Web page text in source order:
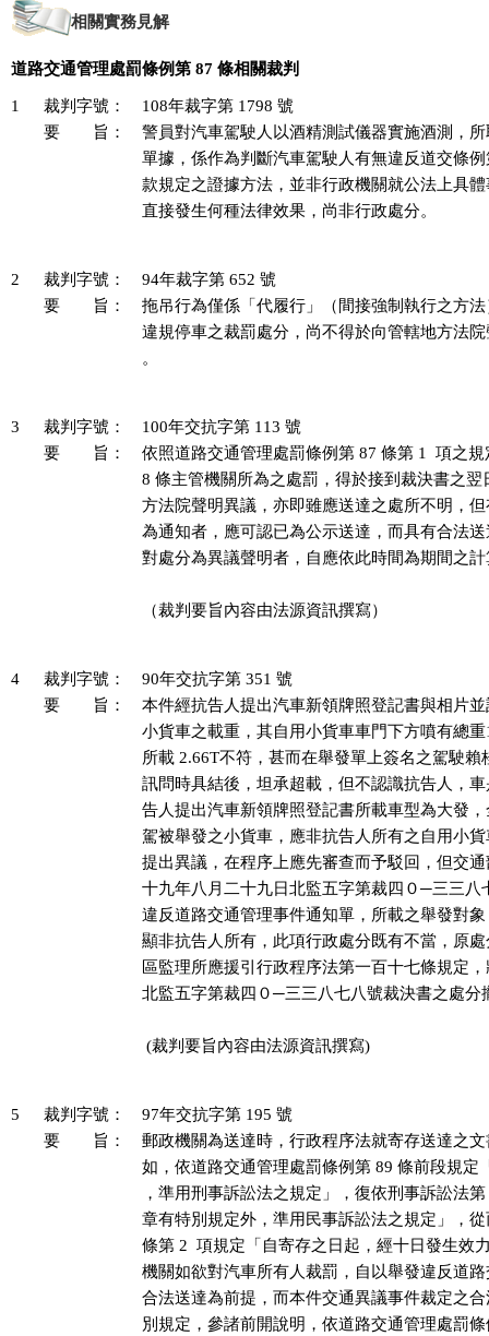
相關實務見解
道路交通管理處罰條例第 87 條相關裁判
1 裁判字號：
108年裁字第 1798 號
要 旨：
警員對汽車駕駛人以酒精測試儀器實施酒測，
單據，係作為判斷汽車駕駛人有無違反道交條
款規定之證據方法，並非行政機關就公法上具
直接發生何種法律效果，尚非行政處分。
2 裁判字號：
94年裁字第 652 號
要 旨：
拖吊行為僅係「代履行」（間接強制執行之方
違規停車之裁罰處分，尚不得於向管轄地方法
。
3 裁判字號：
100年交抗字第 113 號
要 旨：
依照道路交通管理處罰條例第 87 條第 1  項之
8 條主管機關所為之處罰，得於接到裁決書之
方法院聲明異議，亦即雖應送達之處所不明，
為通知者，應可認已為公示送達，而具有合法
對處分為異議聲明者，自應依此時間為期間之計
（裁判要旨內容由法源資訊撰寫）
4 裁判字號：
90年交抗字第 351 號
要 旨：
本件經抗告人提出汽車新領牌照登記書與相片
小貨車之載重，其自用小貨車車門下方噴有總
所載 2.66T不符，甚而在舉發單上簽名之駕駛
訊問時具結後，坦承超載，但不認識抗告人，
告人提出汽車新領牌照登記書所載車型為大發
駕被舉發之小貨車，應非抗告人所有之自用小
提出異議，在程序上應先審查而予駁回，但交
十九年八月二十九日北監五字第裁四０─三三八
違反道路交通管理事件通知單，所載之舉發對
顯非抗告人所有，此項行政處分既有不當，原
區監理所應援引行政程序法第一百十七條規定
北監五字第裁四０─三三八七八號裁決書之處分
(裁判要旨內容由法源資訊撰寫)
5 裁判字號：
97年交抗字第 195 號
要 旨：
郵政機關為送達時，行政程序法就寄存送達之
如，依道路交通管理處罰條例第 89 條前段規定
，準用刑事訴訟法之規定」，復依刑事訴訟法
章有特別規定外，準用民事訴訟法之規定」，
條第 2  項規定「自寄存之日起，經十日發生效
機關如欲對汽車所有人裁罰，自以舉發違反道
合法送達為前提，而本件交通異議事件裁定之
別規定，參諸前開說明，依道路交通管理處罰